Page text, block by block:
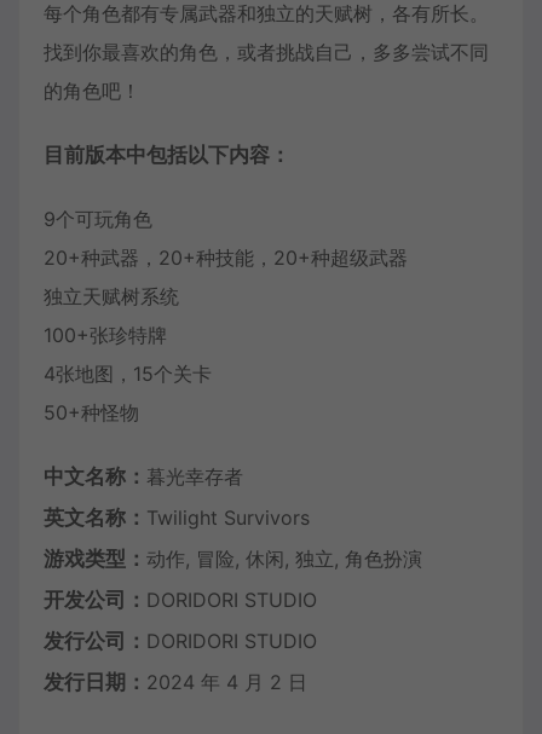
每个角色都有专属武器和独立的天赋树，各有所长。
找到你最喜欢的角色，或者挑战自己，多多尝试不同
的角色吧！
目前版本中包括以下内容：
9个可玩角色
20+种武器，20+种技能，20+种超级武器
独立天赋树系统
100+张珍特牌
4张地图，15个关卡
50+种怪物
中文名称： 暮光幸存者
英文名称： Twilight Survivors
游戏类型： 动作, 冒险, 休闲, 独立, 角色扮演
开发公司： DORIDORI STUDIO
发行公司： DORIDORI STUDIO
发行日期： 2024 年 4 月 2 日